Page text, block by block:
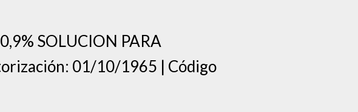
SOLUCION PARA
01/10/1965 | Código